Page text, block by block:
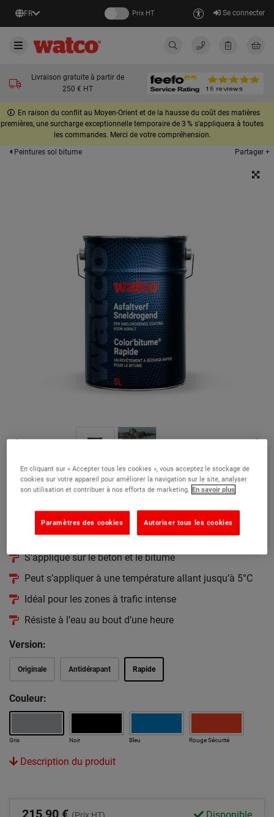
FR Prix HT Se connecter
Livraison gratuite à partir de
250 € HT
En raison du conflit au Moyen-Orient et de la hausse du coût des matières
premières, une surcharge exceptionnelle temporaire de 3 % s’appliquera à toutes
les commandes. Merci de votre compréhension.
Peintures sol bitume
Partager +
Color'bitume® Rapide 5 L
Une peinture de sol extérieure qui supporte un trafic léger en 2
heures seulement
S’applique sur le béton et le bitume
Peut s’appliquer à une température allant jusqu’à 5°C
Idéal pour les zones à trafic intense
Résiste à l’eau au bout d’une heure
Version:
Originale Antidérapant Rapide
Couleur:
Gris Noir Bleu Rouge Sécurité
Description du produit
En cliquant sur « Accepter tous les cookies », vous acceptez le stockage de
cookies sur votre appareil pour améliorer la navigation sur le site, analyser
son utilisation et contribuer à nos efforts de marketing. En savoir plus
Autoriser tous les cookies
Paramètres des cookies